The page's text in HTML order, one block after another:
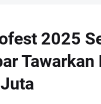
2025
Tawarkan